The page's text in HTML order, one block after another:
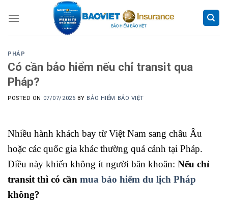
PHÁP
Có cần bảo hiểm nếu chỉ transit qua
Pháp?
POSTED ON 07/07/2026 BY BẢO HIỂM BẢO VIỆT
Nhiều hành khách bay từ Việt Nam sang châu Âu
hoặc các quốc gia khác thường quá cảnh tại Pháp.
Điều này khiến không ít người băn khoăn: Nếu chỉ
transit thì có cần mua bảo hiểm du lịch Pháp
không?